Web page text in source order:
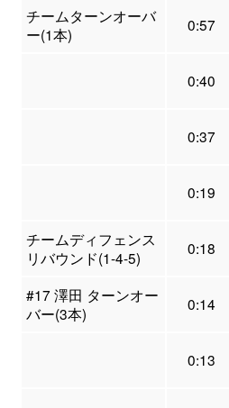
チームターンオーバ
ー(1本)
0:57
0:40
0:37
0:19
チームディフェンス
リバウンド(1-4-5)
0:18
#17 澤田 ターンオー
バー(3本)
0:14
0:13